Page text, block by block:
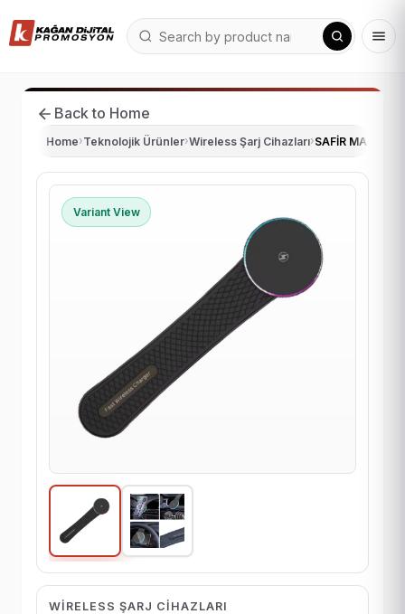
Back to Home
Home›Teknolojik Ürünler›Wireless Şarj Cihazları›SAFİR
Variant View
WIRELESS ŞARJ CIHAZLARI